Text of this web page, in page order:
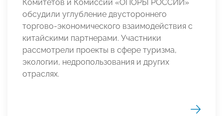
Комитетов и Комиссий «ОПОРЫ РОССИИ»
обсудили углубление двустороннего
торгово-экономического взаимодействия с
китайскими партнерами. Участники
рассмотрели проекты в сфере туризма,
экологии, недропользования и других
отраслях.